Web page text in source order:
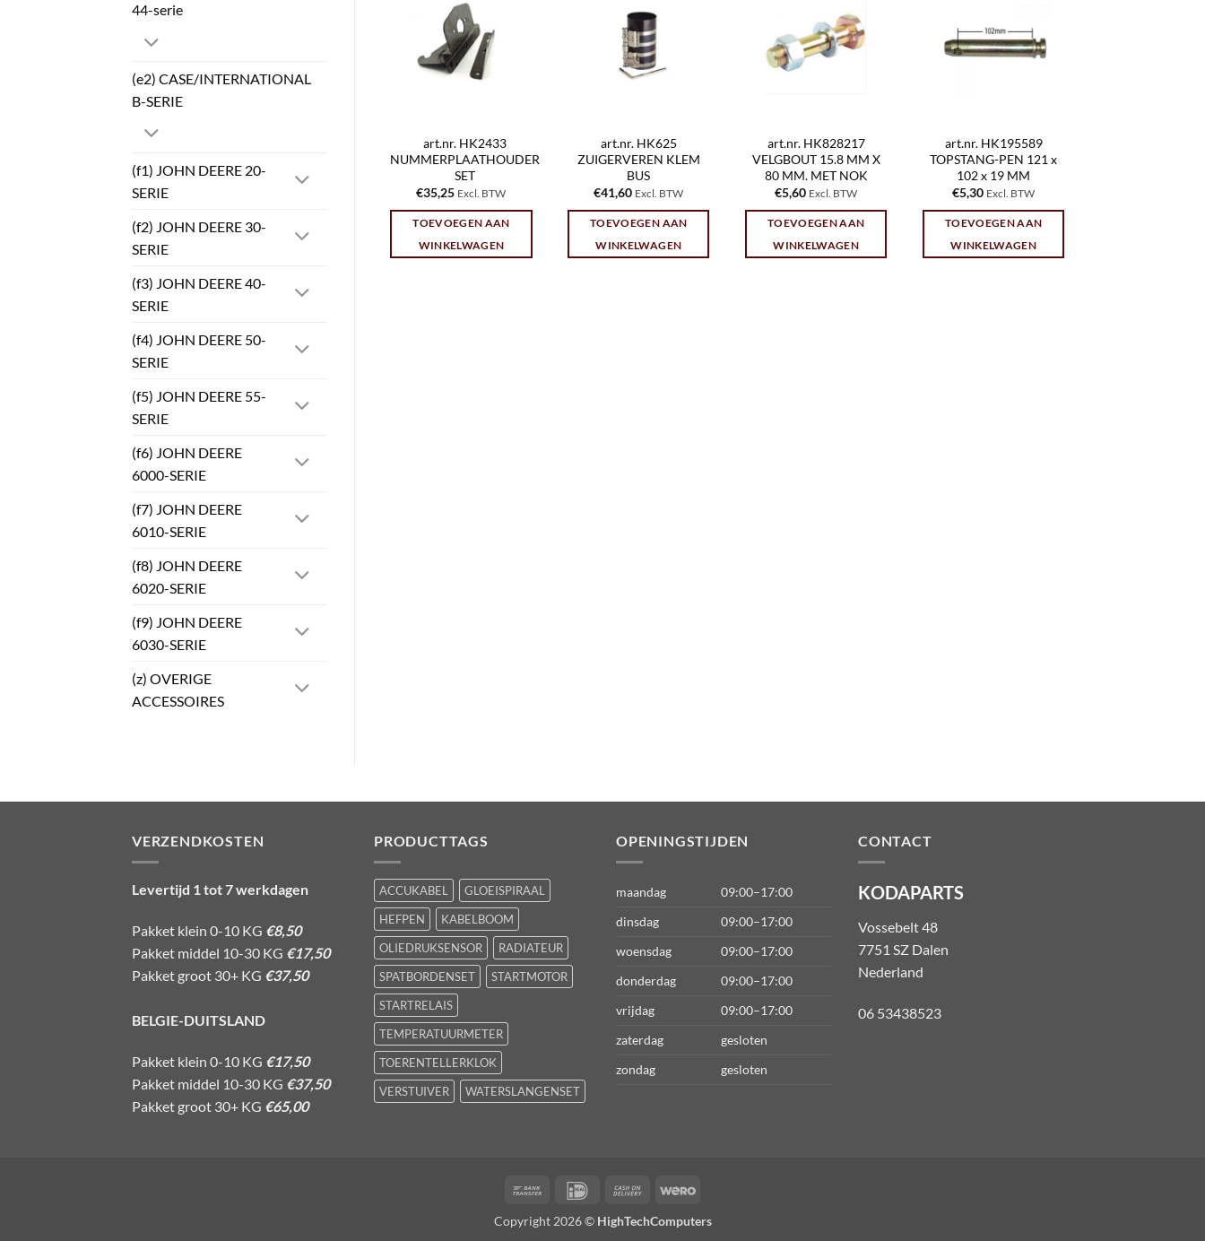
44-serie
(e2) CASE/INTERNATIONAL
B-SERIE
(f1) JOHN DEERE 20-
SERIE
(f2) JOHN DEERE 30-
SERIE
(f3) JOHN DEERE 40-
SERIE
(f4) JOHN DEERE 50-
SERIE
(f5) JOHN DEERE 55-
SERIE
(f6) JOHN DEERE
6000-SERIE
(f7) JOHN DEERE
6010-SERIE
(f8) JOHN DEERE
6020-SERIE
(f9) JOHN DEERE
6030-SERIE
(z) OVERIGE
ACCESSOIRES
art.nr. HK2433
NUMMERPLAATHOUDER
SET
€35,25 Excl. BTW
TOEVOEGEN AAN
WINKELWAGEN
art.nr. HK625
ZUIGERVEREN KLEM
BUS
€41,60 Excl. BTW
TOEVOEGEN AAN
WINKELWAGEN
art.nr. HK828217
VELGBOUT 15.8 MM X
80 MM. MET NOK
€5,60 Excl. BTW
TOEVOEGEN AAN
WINKELWAGEN
art.nr. HK195589
TOPSTANG-PEN 121 x
102 x 19 MM
€5,30 Excl. BTW
TOEVOEGEN AAN
WINKELWAGEN
VERZENDKOSTEN
Levertijd 1 tot 7 werkdagen
Pakket klein 0-10 KG €8,50
Pakket middel 10-30 KG €17,50
Pakket groot 30+ KG €37,50
BELGIE-DUITSLAND
Pakket klein 0-10 KG €17,50
Pakket middel 10-30 KG €37,50
Pakket groot 30+ KG €65,00
PRODUCTTAGS
ACCUKABEL
GLOEISPIRAAL
HEFPEN
KABELBOOM
OLIEDRUKSENSOR
RADIATEUR
SPATBORDENSET
STARTMOTOR
STARTRELAIS
TEMPERATUURMETER
TOERENTELLERKLOK
VERSTUIVER
WATERSLANGENSET
OPENINGSTIJDEN
maandag
09:00–17:00
dinsdag
09:00–17:00
woensdag
09:00–17:00
donderdag
09:00–17:00
vrijdag
09:00–17:00
zaterdag
gesloten
zondag
gesloten
CONTACT
KODAPARTS
Vossebelt 48
7751 SZ Dalen
Nederland
06 53438523
Bank
IDeal
Cash
Delivery
Wero
Copyright 2026 © HighTechComputers